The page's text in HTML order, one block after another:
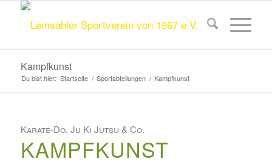
Kampfkunst
Du bist hier: Startseite / Sportabteilungen / Kampfkunst
Karate-Do, Ju Ki Jutsu & Co.
KAMPFKUNST